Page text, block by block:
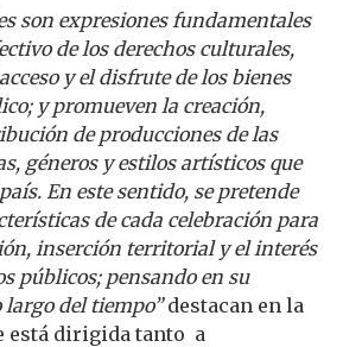
son expresiones fundamentales
de los derechos culturales,
y el disfrute de los bienes
y promueven la creación,
de producciones de las
géneros y estilos artísticos que
En este sentido, se pretende
de cada celebración para
inserción territorial y el interés
públicos; pensando en su
del tiempo”destacan en la
está dirigida tanto a